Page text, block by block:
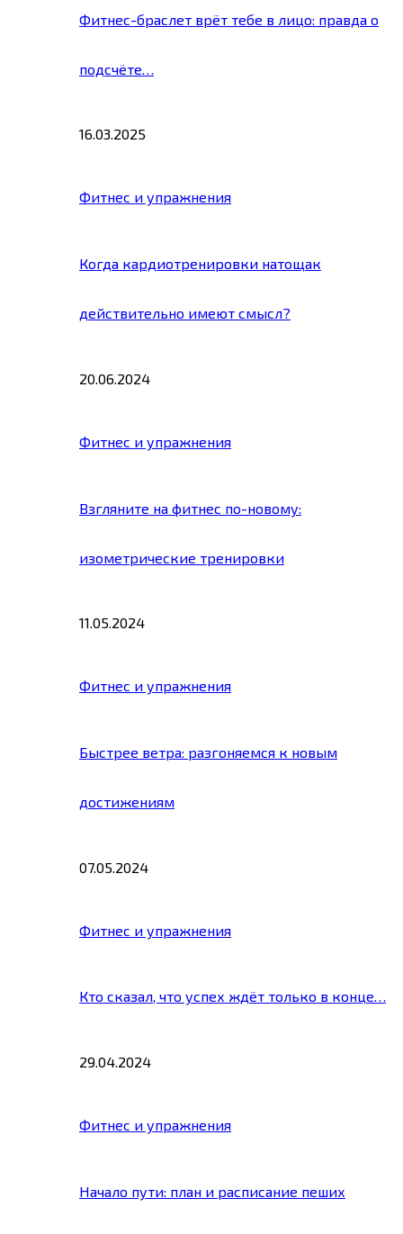
Фитнес-браслет врёт тебе в лицо: правда о
подсчёте…
16.03.2025
Фитнес и упражнения
Когда кардиотренировки натощак
действительно имеют смысл?
20.06.2024
Фитнес и упражнения
Взгляните на фитнес по-новому:
изометрические тренировки
11.05.2024
Фитнес и упражнения
Быстрее ветра: разгоняемся к новым
достижениям
07.05.2024
Фитнес и упражнения
Кто сказал, что успех ждёт только в конце…
29.04.2024
Фитнес и упражнения
Начало пути: план и расписание пеших